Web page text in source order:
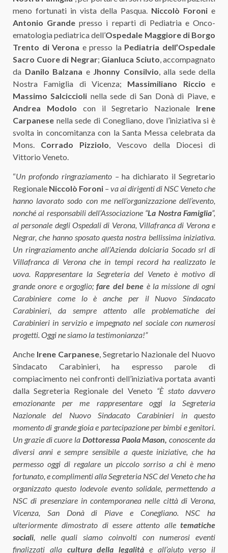
meno fortunati in vista della Pasqua. Niccolò Foroni e
Antonio Grandepresso i reparti di Pediatria e Onco-
ematologia pediatrica dell’Ospedale Maggiore di Borgo
Trento di Verona e presso la Pediatria dell’Ospedale
Sacro Cuore di Negrar; Gianluca Sciuto , accompagnato
da Danilo Balzana eJhonny Consilvio , alla sede della
Nostra Famiglia di Vicenza; Massimiliano Riccio e
Massimo Salciccioli nella sede di San Donà di Piave, e
Andrea Modolo con il Segretario Nazionale Irene
Carpanese nella sede di Conegliano, dove l’iniziativa si è
svolta in concomitanza con la Santa Messa celebrata da
Mons. Corrado Pizziolo , Vescovo della Diocesi di
Vittorio Veneto.
“Un profondo ringraziamento –ha dichiarato il Segretario
Regionale Niccolò Foroni – va ai dirigenti di NSC Veneto che
hanno lavorato sodo con me nell’organizzazione dell’evento,
nonché ai responsabili dell’Associazione “La Nostra Famiglia”,
al personale degli Ospedali di Verona, Villafranca di Verona e
Negrar, che hanno sposato questa nostra bellissima iniziativa.
Un ringraziamento anche all’Azienda dolciaria Socado srl di
Villafranca di Verona che in tempi record ha realizzato le
uova. Rappresentare la Segreteria del Veneto è motivo di
grande onore e orgoglio;fare del bene è la missione di ogni
Carabiniere come lo è anche per il Nuovo Sindacato
Carabinieri, da sempre attento alle problematiche dei
Carabinieri in servizio e impegnato nel sociale con numerosi
progetti. Oggi ne siamo la testimonianza!”
Anche Irene Carpanese, Segretario Nazionale del Nuovo
Sindacato Carabinieri, ha espresso parole di
compiacimento nei confronti dell’iniziativa portata avanti
dalla Segreteria Regionale del Veneto “È stato davvero
emozionante per me rappresentare oggi la Segreteria
Nazionale del Nuovo Sindacato Carabinieri in questo
momento di grande gioia e partecipazione per bimbi e genitori.
Un grazie di cuore la Dottoressa Paola Mason,conoscente da
diversi anni e sempre sensibile a queste iniziative, che ha
permesso oggi di regalare un piccolo sorriso a chi è meno
fortunato, e complimenti alla Segreteria NSC del Veneto che ha
organizzato questo lodevole evento solidale, permettendo a
NSC di presenziare in contemporanea nelle città di Verona,
Vicenza, San Donà di Piave e Conegliano. NSC ha
ulteriormente dimostrato di essere attento alle tematiche
sociali, nelle quali siamo coinvolti con numerosi eventi
finalizzati alla cultura della legalità e all’aiuto verso il